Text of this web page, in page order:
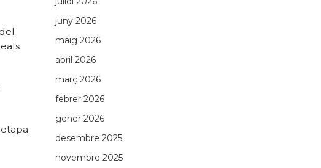
juny 2026
maig 2026
abril 2026
març 2026
febrer 2026
gener 2026
desembre 2025
novembre 2025